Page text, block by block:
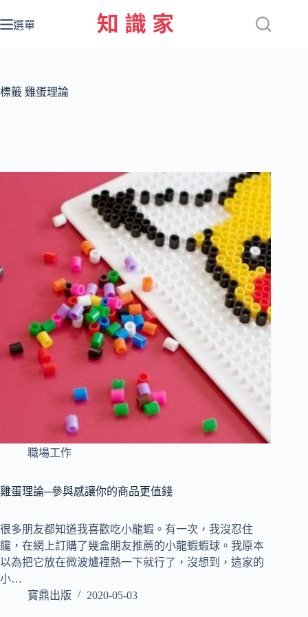
至
容
選單
標籤 雞蛋理論
職場工作
雞蛋理論─參與感讓你的商品更值錢
很多朋友都知道我喜歡吃小龍蝦。有一次，我沒忍住
饞，在網上訂購了幾盒朋友推薦的小龍蝦蝦球。我原本
以為把它放在微波爐裡熱一下就行了，沒想到，這家的
小…
寶鼎出版
2020-05-03